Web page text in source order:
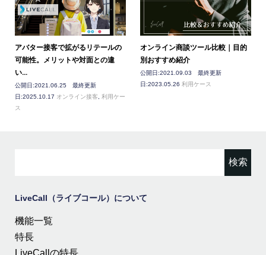
アバター接客で拡がるリテールの
可能性。メリットや対面との違
い...
公開日:2021.06.25 最終更新
日:2025.10.17 オンライン接客, 利用ケー
ス
オンライン商談ツール比較｜目的
別おすすめ紹介
公開日:2021.09.03 最終更新
日:2023.05.26利用ケース
LiveCall（ライブコール）について
機能一覧
特長